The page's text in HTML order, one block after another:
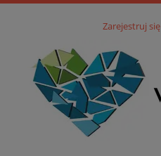
Zarejestruj się